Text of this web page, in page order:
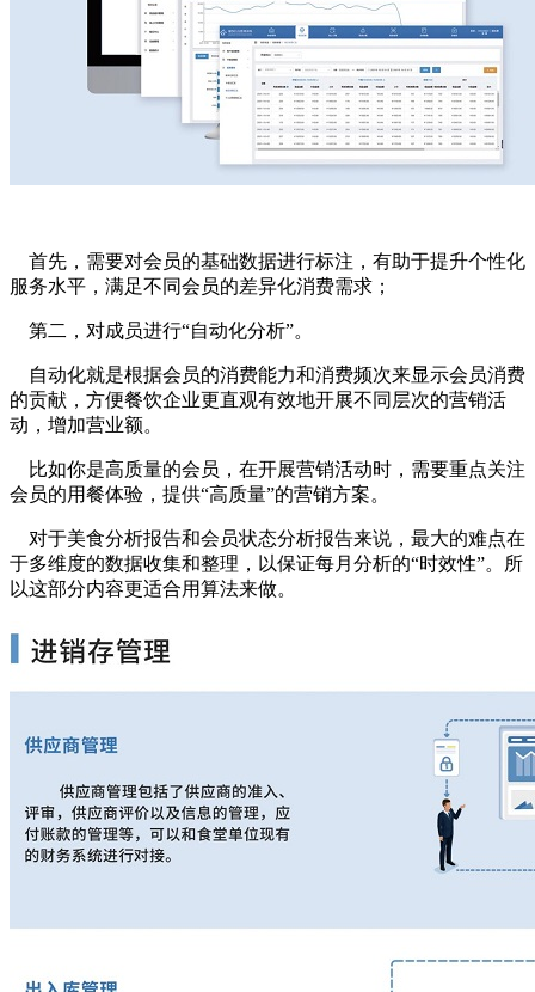
首先，需要对会员的基础数据进行标注，有助于提升个性化
服务水平，满足不同会员的差异化消费需求；
第二，对成员进行“自动化分析”。
自动化就是根据会员的消费能力和消费频次来显示会员消费
的贡献，方便餐饮企业更直观有效地开展不同层次的营销活
动，增加营业额。
比如你是高质量的会员，在开展营销活动时，需要重点关注
会员的用餐体验，提供“高质量”的营销方案。
对于美食分析报告和会员状态分析报告来说，最大的难点在
于多维度的数据收集和整理，以保证每月分析的“时效性”。所
以这部分内容更适合用算法来做。